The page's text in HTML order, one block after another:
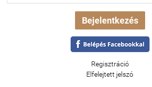
Regisztráció
Elfelejtett jelszó